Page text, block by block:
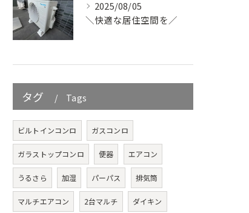
2025/08/05
＼快適な居住空間を／
タグ Tags
ビルトインコンロ ガスコンロ
ガラストップコンロ 便器 エアコン
うるさら 加湿 パーパス 排気筒
マルチエアコン 2台マルチ ダイキン